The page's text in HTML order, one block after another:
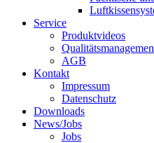
Service
Produktvideos
AGB
Kontakt
Impressum
Datenschutz
Downloads
News/Jobs
Jobs